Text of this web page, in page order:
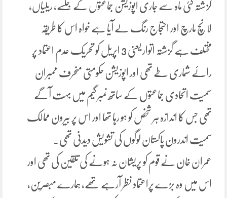
گزشتہ کئی ماہ سے جاری اپوزیشن جماعتوں کے جلسے، ریلیاں،
لانچ مارچ اور احتجاج رنگ لے آیا ہے خواہ اس کا طریقہ
مختلف ہے گزشتہ اتوار یعنی 3 اپریل کو تحریک عدم اعتماد پر
رائے شماری طے تھی اور اپوزیشن حکومتی منحرف ممبران
سمیت اتحادی جماعتوں کے ساتھ نمبر گیم میں بہت آگے
تھی جس کا اندازہ ہر شخص کو ہو رہا تھا اور اس پر بیرون ممالک
سمیت اندرون پاکستان لوگوں کی تشویش دیدنی تھی۔
عمران خان نے قوم کو پریشان نہ ہونے کی تلقین کی تھی اور
اس میں وہ بڑے پراعتماد نظر آرہے تھے، ہمارے مبصرین،